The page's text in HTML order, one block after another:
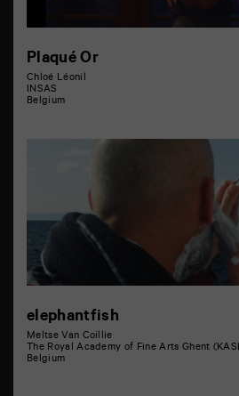
Plaqué Or
Chloé Léonil
INSAS
Belgium
elephantfish
Meltse Van Coillie
The Royal Academy of Fine Arts Ghent
Belgium